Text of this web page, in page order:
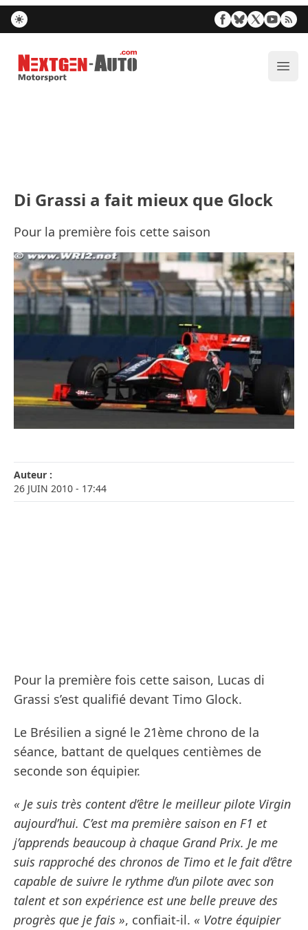
Nextgen-Auto.com
Di Grassi a fait mieux que Glock
Pour la première fois cette saison
Auteur :
26 JUIN 2010 - 17:44
Pour la première fois cette saison, Lucas di
Grassi s’est qualifié devant Timo Glock.
Le Brésilien a signé le 21ème chrono de la
séance, battant de quelques centièmes de
seconde son équipier.
« Je suis très content d’être le meilleur pilote Virgin
aujourd’hui. C’est ma première saison en F1 et
j’apprends beaucoup à chaque Grand Prix. Je me
suis rapproché des chronos de Timo et le fait d’être
capable de suivre le rythme d’un pilote avec son
talent et son expérience est une belle preuve des
progrès que je fais », confiait-il. « Votre équipier